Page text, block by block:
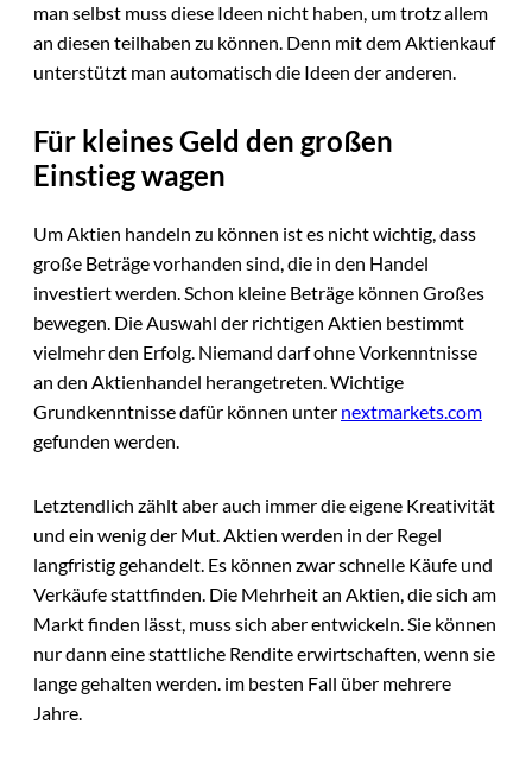
man selbst muss diese Ideen nicht haben, um trotz allem
an diesen teilhaben zu können. Denn mit dem Aktienkauf
unterstützt man automatisch die Ideen der anderen.
Für kleines Geld den großen
Einstieg wagen
Um Aktien handeln zu können ist es nicht wichtig, dass
große Beträge vorhanden sind, die in den Handel
investiert werden. Schon kleine Beträge können Großes
bewegen. Die Auswahl der richtigen Aktien bestimmt
vielmehr den Erfolg. Niemand darf ohne Vorkenntnisse
an den Aktienhandel herangetreten. Wichtige
Grundkenntnisse dafür können unter nextmarkets.com
gefunden werden.
Letztendlich zählt aber auch immer die eigene Kreativität
und ein wenig der Mut. Aktien werden in der Regel
langfristig gehandelt. Es können zwar schnelle Käufe und
Verkäufe stattfinden. Die Mehrheit an Aktien, die sich am
Markt finden lässt, muss sich aber entwickeln. Sie können
nur dann eine stattliche Rendite erwirtschaften, wenn sie
lange gehalten werden. im besten Fall über mehrere
Jahre.